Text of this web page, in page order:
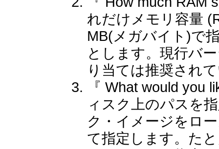
れだけメモリ容量
MB(メガバイト)で
とします。現行バ
り当ては推奨され
『 What would you
ィスク上のパスを
ク・イメージをロ
て指定します。た